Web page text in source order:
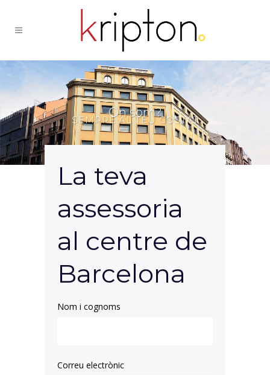
On som?
SEMPRE AL TEU COSTAT
La teva
assessoria
al centre de
Barcelona
Nom i cognoms
Correu electrònic